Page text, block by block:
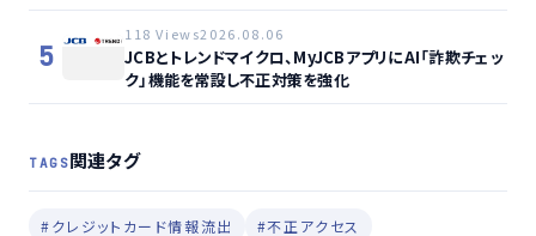
5
118 Views2026.08.06
JCBとトレンドマイクロ、MyJCBアプリにAI「詐欺チェッ
ク」機能を常設し不正対策を強化
TAGS関連タグ
#クレジットカード情報流出 #不正アクセス